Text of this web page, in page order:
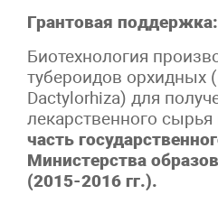
Грантовая поддержка:
Биотехнология
тубероидов орхидных
Dactylorhiza) для
лекарственного
часть
Министерства
(2015-2016 гг.).